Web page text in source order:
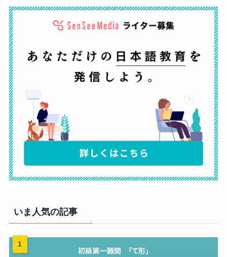
いま人気の記事